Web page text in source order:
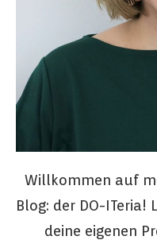
Willkommen auf
Blog: der DO-ITeria!
deine eigenen